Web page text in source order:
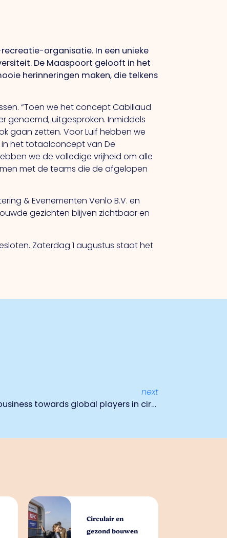
organisatie. In een unieke
De Maaspoort gelooft in het
herinneringen maken, die telkens
“Toen we het concept Cabillaud
genoemd, uitgesproken. Inmiddels
gaan zetten. Voor Luif hebben we
het totaalconcept van De
we de volledige vrijheid om alle
met de teams die de afgelopen
& Evenementen Venlo B.V. en
gezichten blijven zichtbaar en
Zaterdag 1 augustus staat het
next
Masterclass ‘From regional business towards global players in circular transitions’
Circulair en
gezond bouwen